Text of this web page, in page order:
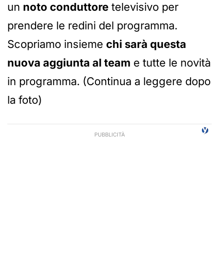
un noto conduttore televisivo per
prendere le redini del programma.
Scopriamo insieme chi sarà questa
nuova aggiunta al team e tutte le novità
in programma. (Continua a leggere dopo
la foto)